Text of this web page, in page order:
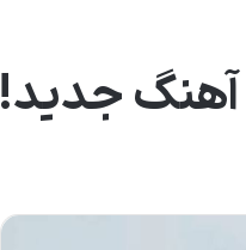
آهنگ جدید!